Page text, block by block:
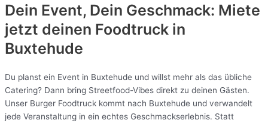
Dein Event, Dein Geschmack: Miete
jetzt deinen Foodtruck in
Buxtehude
Du planst ein Event in Buxtehude und willst mehr als das übliche
Catering? Dann bring Streetfood-Vibes direkt zu deinen Gästen.
Unser Burger Foodtruck kommt nach Buxtehude und verwandelt
jede Veranstaltung in ein echtes Geschmackserlebnis. Statt